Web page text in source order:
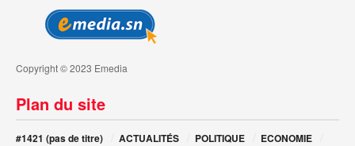
Copyright © 2023 Emedia
Plan du site
#1421 (pas de titre) ACTUALITÉS POLITIQUE ECONOMIE